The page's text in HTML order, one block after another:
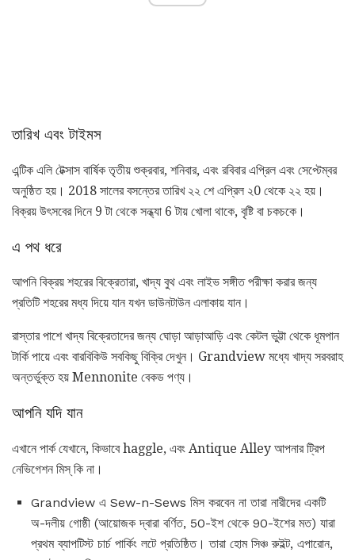
তারিখ এবং টাইমস
এন্টিক এলি টেক্সাস বার্ষিক তৃতীয় শুক্রবার, শনিবার, এবং রবিবার এপ্রিল এবং সেপ্টেম্বর
অনুষ্ঠিত হয়। 2018 সালের বসন্তের তারিখ ২২ শে এপ্রিল ২0 থেকে ২২ হয়।
বিক্রয় উৎসবের দিনে 9 টা থেকে সন্ধ্যা 6 টায় খোলা থাকে, বৃষ্টি বা চকচকে।
এ পথ ধরে
আপনি বিক্রয় শহরের বিক্রেতারা, খাদ্য বুথ এবং লাইভ সঙ্গীত পরীক্ষা করার জন্য
প্রতিটি শহরের মধ্য দিয়ে যান যখন ডাউনটাউন এলাকায় যান।
রাস্তার পাশে খাদ্য বিক্রেতাদের জন্য ঘোড়া আড়াআড়ি এবং কেটল ভুট্টা থেকে ধূমপান
টার্কি পায়ে এবং বারবিকিউ সবকিছু বিক্রি দেখুন। Grandview মধ্যে খাদ্য সরবরাহ
অন্তর্ভুক্ত হয় Mennonite বেকড পণ্য।
আপনি যদি যান
এখানে পার্ক যেখানে, কিভাবে haggle, এবং Antique Alley আপনার ট্রিপ
নেভিগেশন মিস্ কি না।
Grandview এ Sew-n-Sews মিস করবেন না তারা নারীদের একটি
অ-দলীয় গোষ্ঠী (আয়োজক দ্বারা বর্ণিত, 50-ইশ থেকে 90-ইশের মত) যারা
প্রথম ব্যাপটিস্ট চার্চ পার্কিং লটে প্রতিষ্ঠিত। তারা হোম সিঞ্চ রুইল্ট, এপারোন,